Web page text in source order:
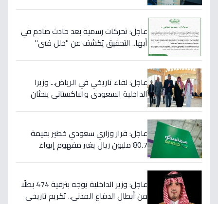
عاجل: تحركات رسمية بعد حادث صادم في
أبها.. التحقيق يُكشف عن "خلل فني"
عاجل: لقاء تاريخي في الرياض... وزيرا
الداخلية السعودي والباكستاني يبحثان
عاجل: قرار وزاري سعودي خطير بقيمة
80.7 مليون ريال يغير مفهوم إيواء
عاجل: وزير الداخلية يوجه بترقية 474 بطلًا
من أبطال الدفاع المدني.. تكريم تاريخي